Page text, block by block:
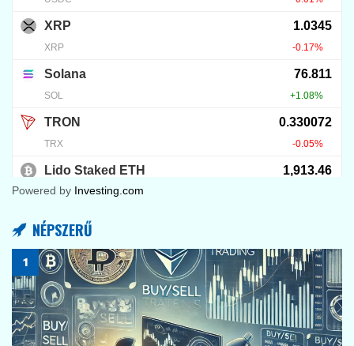
Powered by Investing.com
NÉPSZERŰ